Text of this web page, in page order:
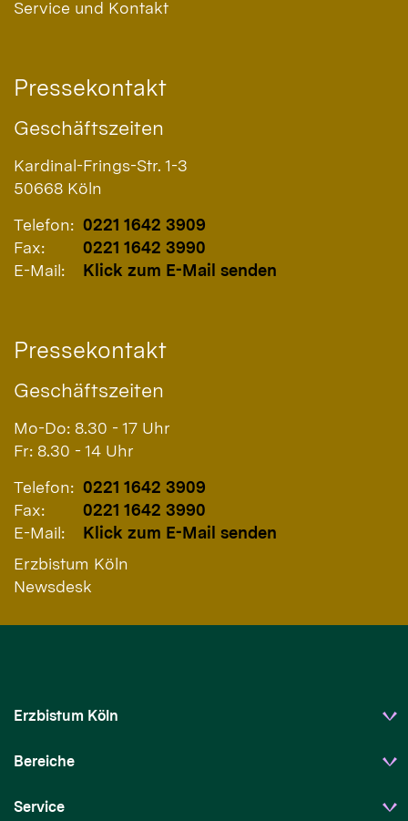
Service und Kontakt
Pressekontakt
Geschäftszeiten
Kardinal-Frings-Str. 1-3
50668 Köln
Telefon: 0221 1642 3909
Fax:
0221 1642 3990
E-Mail:
Klick zum E-Mail senden
Pressekontakt
Geschäftszeiten
Mo-Do: 8.30 - 17 Uhr
Fr: 8.30 - 14 Uhr
Telefon: 0221 1642 3909
Fax:
0221 1642 3990
E-Mail:
Klick zum E-Mail senden
Erzbistum Köln
Newsdesk
Erzbistum Köln
Bereiche
Service